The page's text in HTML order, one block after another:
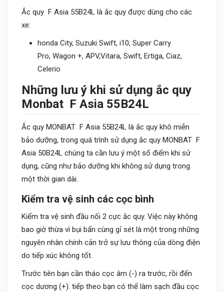
Ắc quy F Asia 55B24L là ắc quy được dùng cho các
xe:
honda City, Suzuki Swift, i10, Super Carry
Pro, Wagon +, APV,Vitara, Swift, Ertiga, Ciaz,
Celerio
Những lưu ý khi sử dụng ắc quy
Monbat F Asia 55B24L
Ắc quy MONBAT F Asia 55B24L là ắc quy khô miễn
bảo dưỡng, trong quá trình sử dụng ắc quy MONBAT F
Asia 50B24L chúng ta cần lưu ý một số điểm khi sử
dụng, cũng như bảo dưỡng khi không sử dụng trong
một thời gian dài.
Kiểm tra vệ sinh các cọc bình
Kiểm tra vệ sinh đầu nối 2 cực ắc quy. Việc này không
bao giờ thừa vì bụi bẩn cùng gỉ sét là một trong những
nguyên nhân chính cản trở sự lưu thông của dòng điện
do tiếp xúc không tốt.
Trước tiên bạn cần tháo cọc âm (-) ra trước, rồi đến
cọc dương (+). tiếp theo bạn có thể làm sạch đầu cọc